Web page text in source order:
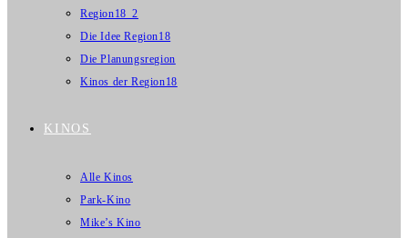
Region18_2
Die Idee Region18
Die Planungsregion
Kinos der Region18
KINOS
Alle Kinos
Park-Kino
Mike’s Kino